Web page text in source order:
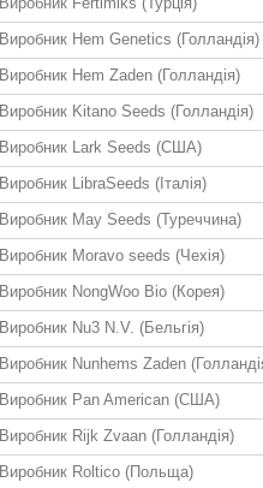
Виробник Hem Genetics (Голландія)
Виробник Hem Zaden (Голландія)
Виробник Kitano Seeds (Голландія)
Виробник Lark Seeds (США)
Виробник LibraSeeds (Італія)
Виробник May Seeds (Туреччина)
Виробник Moravo seeds (Чехія)
Виробник NongWoo Bio (Корея)
Виробник Nu3 N.V. (Бельгія)
Виробник Nunhems Zaden
Виробник Pan American (США)
Виробник Rijk Zvaan (Голландія)
Виробник Roltico (Польща)